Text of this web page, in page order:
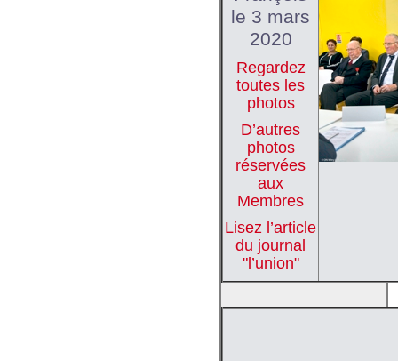
le 3 mars
2020
Regardez
toutes les
photos
D’autres
photos
réservées
aux
Membres
Lisez l’article
du journal
"l’union"